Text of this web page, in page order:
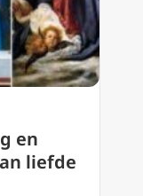
en
liefde